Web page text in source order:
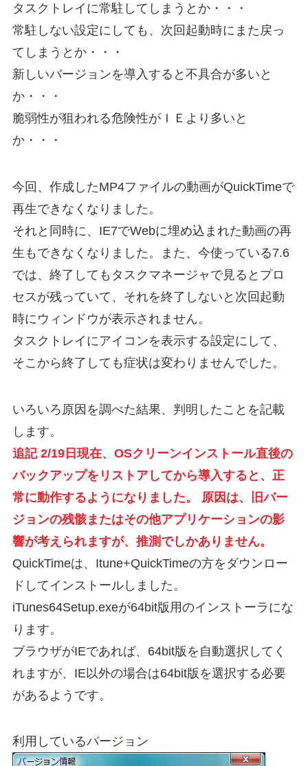
タスクトレイに常駐してしまうとか・・・
常駐しない設定にしても、次回起動時にまた戻っ
てしまうとか・・・
新しいバージョンを導入すると不具合が多いと
か・・・
脆弱性が狙われる危険性がＩＥより多いと
か・・・
今回、作成したMP4ファイルの動画がQuickTimeで
再生できなくなりました。
それと同時に、IE7でWebに埋め込まれた動画の再
生もできなくなりました。また、今使っている7.6
では、終了してもタスクマネージャで見るとプロ
セスが残っていて、それを終了しないと次回起動
時にウィンドウが表示されません。
タスクトレイにアイコンを表示する設定にして、
そこから終了しても症状は変わりませんでした。
いろいろ原因を調べた結果、判明したことを記載
します。
追記 2/19日現在、OSクリーンインストール直後の
バックアップをリストアしてから導入すると、正
常に動作するようになりました。
原因は、旧バー
ジョンの残骸またはその他アプリケーションの影
響が考えられますが、推測でしかありません。
QuickTimeは、Itune+QuickTimeの方をダウンロー
ドしてインストールしました。
iTunes64Setup.exeが64bit版用のインストーラにな
ります。
ブラウザがIEであれば、64bit版を自動選択してく
れますが、IE以外の場合は64bit版を選択する必要
があるようです。
利用しているバージョン